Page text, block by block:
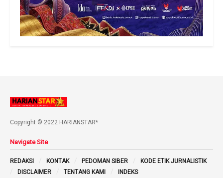
Copyright © 2022 HARIANSTAR*
Navigate Site
REDAKSI KONTAK PEDOMAN SIBER
KODE ETIK JURNALISTIK
DISCLAIMER
TENTANG KAMI INDEKS